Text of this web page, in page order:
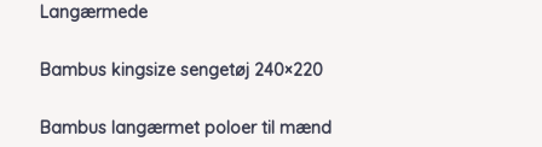
Langærmede
Bambus kingsize sengetøj 240×220
Bambus langærmet poloer til mænd